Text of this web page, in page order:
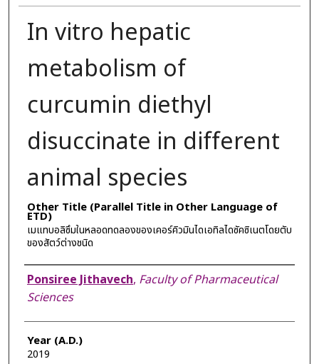
In vitro hepatic
metabolism of
curcumin diethyl
disuccinate in different
animal species
Other Title (Parallel Title in Other Language of
ETD)
เมแทบอลิซึมในหลอดทดลองของเคอร์คิวมินไดเอทิลไดซัคซิเนตโดยตับ
ของสัตว์ต่างชนิด
Author
Ponsiree Jithavech, Faculty of Pharmaceutical
Sciences
Year (A.D.)
2019